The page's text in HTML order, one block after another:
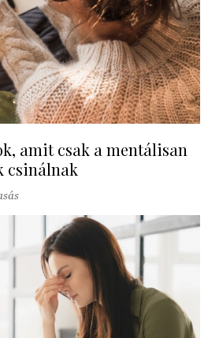
amit csak a mentálisan
csinálnak